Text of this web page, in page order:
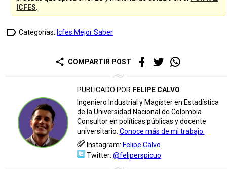
ICFES
label_outline Categorías: Icfes Mejor Saber
share COMPARTIR POST
PUBLICADO POR FELIPE CALVO
Ingeniero Industrial y Magíster en Estadística
de la Universidad Nacional de Colombia.
Consultor en políticas públicas y docente
universitario. Conoce más de mi trabajo.
Instagram: Felipe Calvo
Twitter: @feliperspicuo